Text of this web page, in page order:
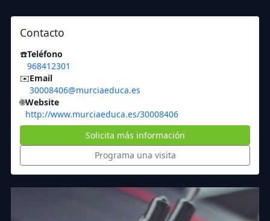
Contacto
☎️Teléfono
968412301
✉️Email
30008406@murciaeduca.es
🌐Website
http://www.murciaeduca.es/30008406
Solicita más información
Programa una visita